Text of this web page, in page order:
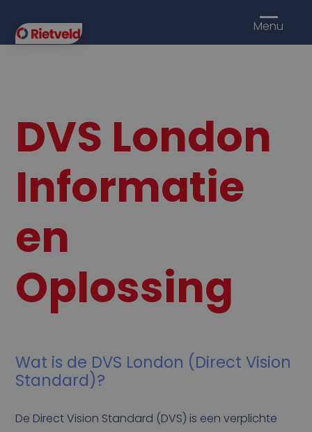
Menu
DVS London
Informatie
en
Oplossing
Wat is de DVS London (Direct Vision
Standard)?
De Direct Vision Standard (DVS) is een verplichte